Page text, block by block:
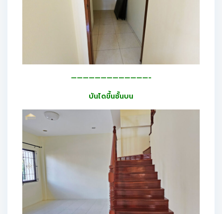
—————————————-
บันไดขึ้นชั้นบน